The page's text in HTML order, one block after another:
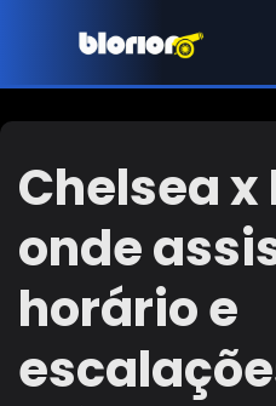
Chelsea
onde
horário e